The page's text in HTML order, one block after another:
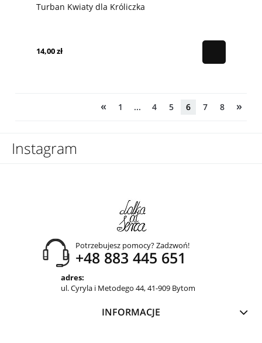
Turban Kwiaty dla Króliczka
14,00 zł
« 1 ... 4 5 6 7 8 »
Instagram
Potrzebujesz pomocy? Zadzwoń!
+48 883 445 651
adres:
ul. Cyryla i Metodego 44, 41-909 Bytom
INFORMACJE